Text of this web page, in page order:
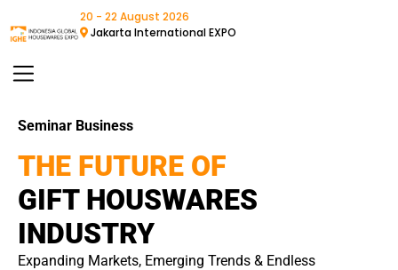
20 - 22 August 2026
Jakarta International EXPO
Seminar Business
THE FUTURE OF
GIFT HOUSWARES
INDUSTRY
Expanding Markets, Emerging Trends & Endless